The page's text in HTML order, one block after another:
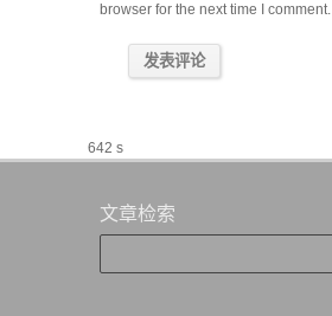
browser for the next time I comment.
642 s
文章检索